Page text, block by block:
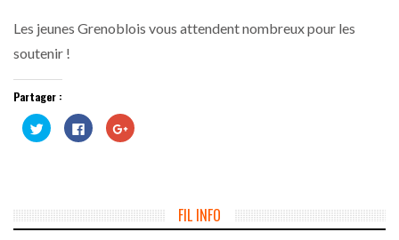
Les jeunes Grenoblois vous attendent nombreux pour les
soutenir !
Partager :
Cliquez
pour
partager
fenêtre)
Cliquez
pour
partager
fenêtre)
Cliquez
pour
nouvelle
fenêtre)
FIL INFO